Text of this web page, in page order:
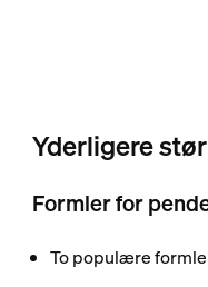
Yderligere
Formler for
To populære